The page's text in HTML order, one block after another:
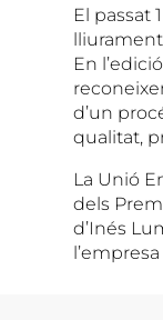
El passat
En
d’un
qualitat,
La Unió
dels
d’Inés